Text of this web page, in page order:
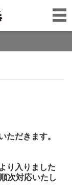
ただきます。
り入りました
次対応いたし